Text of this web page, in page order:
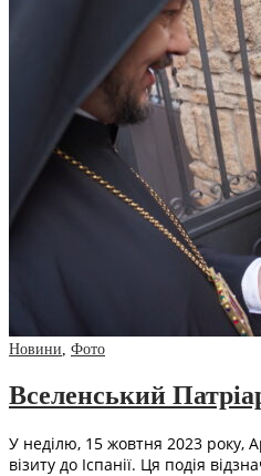
Новини, Фото
Вселенський
У неділю, 15 жовтня 2023 року,
візиту до Іспанії. Ця подія